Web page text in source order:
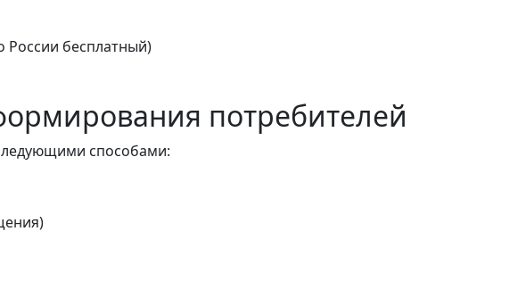
России бесплатный)
потребителей
способами: